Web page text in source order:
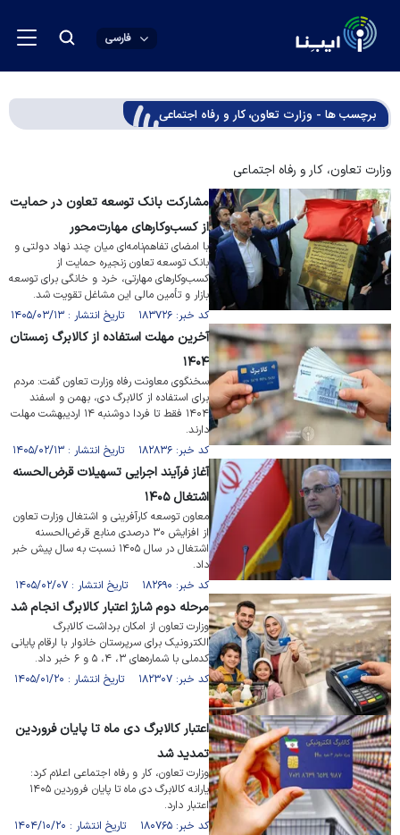
فارسی
برچسب ها - وزارت تعاون، کار و رفاه اجتماعی
وزارت تعاون، کار و رفاه اجتماعی
مشارکت بانک توسعه تعاون در حمایت
از کسب‌وکارهای مهارت‌محور
با امضای تفاهم‌نامه‌ای میان چند نهاد دولتی و
بانک توسعه تعاون زنجیره حمایت از
کسب‌وکار‌های مهارتی، خرد و خانگی برای توسعه
بازار و تأمین مالی این مشاغل تقویت شد.
کد خبر: ۱۸۳۷۲۶ تاریخ انتشار : ۱۴۰۵/۰۳/۱۳
آخرین مهلت استفاده از کالابرگ زمستان
۱۴۰۴
سخنگوی معاونت رفاه وزارت تعاون گفت: مردم
برای استفاده از کالابرگ دی، بهمن و اسفند
۱۴۰۴ فقط تا فردا دوشنبه ۱۴ اردیبهشت مهلت
دارند.
کد خبر: ۱۸۲۸۳۶ تاریخ انتشار : ۱۴۰۵/۰۲/۱۳
آغاز فرآیند اجرایی تسهیلات قرض‌الحسنه
اشتغال ۱۴۰۵
معاون توسعه کارآفرینی و اشتغال وزارت تعاون
از افزایش ۳۰ درصدی منابع قرض‌الحسنه
اشتغال در سال ۱۴۰۵ نسبت به سال پیش خبر
داد.
کد خبر: ۱۸۲۶۹۰ تاریخ انتشار : ۱۴۰۵/۰۲/۰۷
مرحله دوم شارژ اعتبار کالابرگ انجام شد
وزارت تعاون از امکان برداشت کالابرگ
الکترونیک برای سرپرستان خانوار با ارقام پایانی
کدملی با شماره‌های ۳، ۴، ۵ و ۶ خبر داد.
کد خبر: ۱۸۲۳۰۷ تاریخ انتشار : ۱۴۰۵/۰۱/۲۰
اعتبار کالابرگ دی ماه تا پایان فروردین
تمدید شد
وزارت تعاون، کار و رفاه اجتماعی اعلام کرد:
یارانه کالابرگ دی ماه تا پایان فروردین ۱۴۰۵
اعتبار دارد.
کد خبر: ۱۸۰۷۶۵ تاریخ انتشار : ۱۴۰۴/۱۰/۲۰